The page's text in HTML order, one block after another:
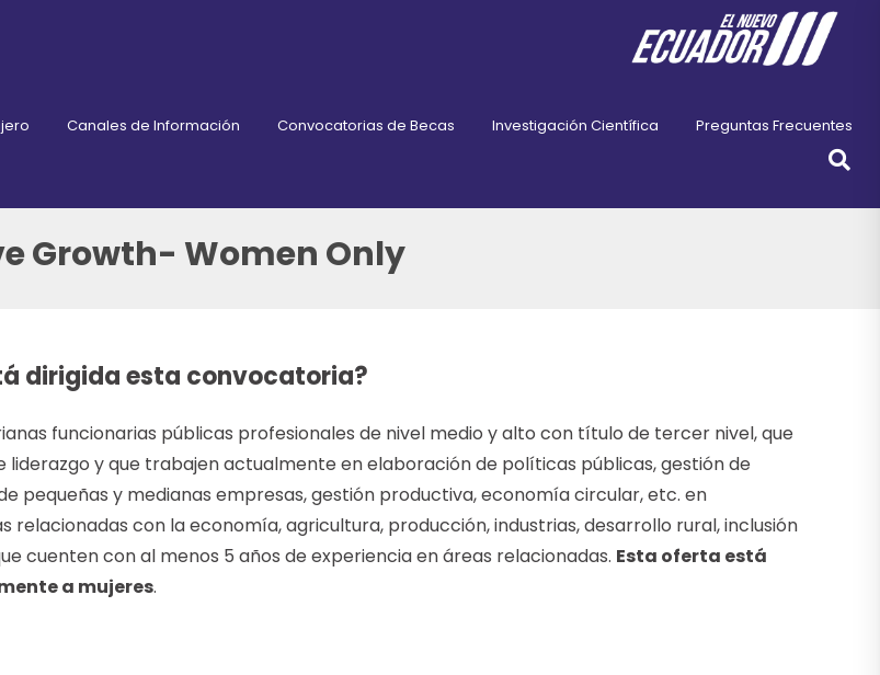
Canales de Información Convocatorias de Becas Investigación Científica Preguntas Frecuentes
Growth- Women Only
dirigida esta convocatoria?
funcionarias públicas profesionales de nivel medio y alto con título de tercer nivel, que
liderazgo y que trabajen actualmente en elaboración de políticas públicas, gestión de
pequeñas y medianas empresas, gestión productiva, economía circular, etc. en
relacionadas con la economía, agricultura, producción, industrias, desarrollo rural, inclusión
cuenten con al menos 5 años de experiencia en áreas relacionadas. Esta oferta está
a mujeres.